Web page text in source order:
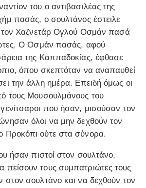
του ο αντιβασιλέας της
πασάς, ο σουλτάνος έστειλε
τον Χαζνετάρ Ογλού Οσμάν πασά
Ο Οσμάν πασάς, αφού
της Καππαδοκίας, έφθασε
όπου σκεπτόταν να αναπαυθεί
την άλλη ημέρα. Επειδή όμως οι
τους Μουσουλμάνους του
που ήσαν, μισούσαν τον
όλοι να μην δεχθούν τον
ούτε στα σύνορα.
ήσαν πιστοί στον σουλτάνο,
τους συμπατριώτες τους
στον σουλτάνο και να δεχθούν τον